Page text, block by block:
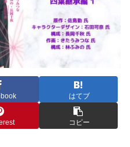
はてブ
コピー